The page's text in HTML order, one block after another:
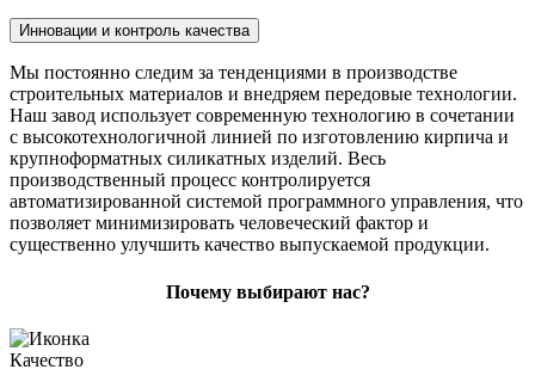
Инновации и контроль качества
Мы постоянно следим за тенденциями в производстве
строительных материалов и внедряем передовые технологии.
Наш завод использует современную технологию в сочетании
с высокотехнологичной линией по изготовлению кирпича и
крупноформатных силикатных изделий. Весь
производственный процесс контролируется
автоматизированной системой программного управления, что
позволяет минимизировать человеческий фактор и
существенно улучшить качество выпускаемой продукции.
Почему выбирают нас?
Качество